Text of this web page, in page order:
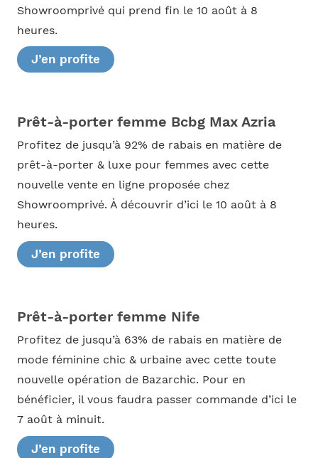
Showroomprivé qui prend fin le 10 août à 8
heures.
J’en profite
Prêt-à-porter femme Bcbg Max Azria
Profitez de jusqu’à 92% de rabais en matière de
prêt-à-porter & luxe pour femmes avec cette
nouvelle vente en ligne proposée chez
Showroomprivé. À découvrir d’ici le 10 août à 8
heures.
J’en profite
Prêt-à-porter femme Nife
Profitez de jusqu’à 63% de rabais en matière de
mode féminine chic & urbaine avec cette toute
nouvelle opération de Bazarchic. Pour en
bénéficier, il vous faudra passer commande d’ici le
7 août à minuit.
J’en profite